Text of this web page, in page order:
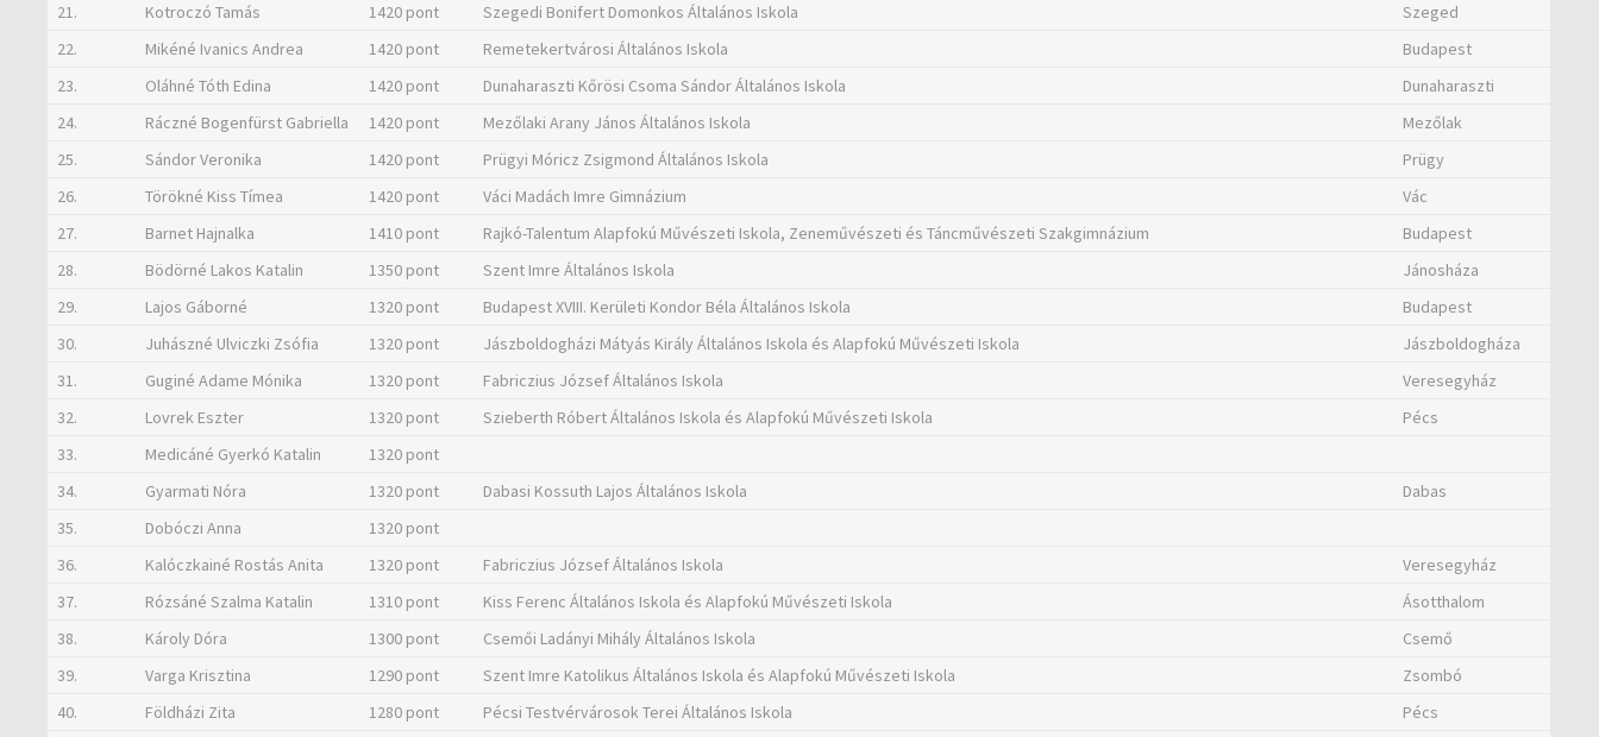
21.
Kotroczó Tamás 1420 pont Szegedi Bonifert Domonkos Általános Iskola
Szeged
22.
Mikéné Ivanics Andrea 1420 pont Remetekertvárosi Általános Iskola
Budapest
23.
Oláhné Tóth Edina 1420 pont Dunaharaszti Kőrösi Csoma Sándor Általános Iskola
Dunaharaszti
24.
Ráczné Bogenfürst Gabriella 1420 pont Mezőlaki Arany János Általános Iskola
Mezőlak
25.
Sándor Veronika 1420 pont Prügyi Móricz Zsigmond Általános Iskola
Prügy
26.
Törökné Kiss Tímea 1420 pont Váci Madách Imre Gimnázium
Vác
27.
Barnet Hajnalka 1410 pont Rajkó-Talentum Alapfokú Művészeti Iskola, Zeneművészeti és Táncművészeti Szakgimnázium
Budapest
28.
Bödörné Lakos Katalin 1350 pont Szent Imre Általános Iskola
Jánosháza
29.
Lajos Gáborné 1320 pont Budapest XVIII. Kerületi Kondor Béla Általános Iskola
Budapest
30.
Juhászné Ulviczki Zsófia 1320 pont Jászboldogházi Mátyás Király Általános Iskola és Alapfokú Művészeti Iskola
Jászboldogháza
31.
Guginé Adame Mónika 1320 pont Fabriczius József Általános Iskola
Veresegyház
32.
Lovrek Eszter 1320 pont Szieberth Róbert Általános Iskola és Alapfokú Művészeti Iskola
Pécs
33.
Medicáné Gyerkó Katalin
1320 pont
34.
Gyarmati Nóra 1320 pont Dabasi Kossuth Lajos Általános Iskola
Dabas
35.
Dobóczi Anna
1320 pont
36.
Kalóczkainé Rostás Anita 1320 pont Fabriczius József Általános Iskola
Veresegyház
37.
Rózsáné Szalma Katalin 1310 pont Kiss Ferenc Általános Iskola és Alapfokú Művészeti Iskola
Ásotthalom
38.
Károly Dóra 1300 pont Csemői Ladányi Mihály Általános Iskola
Csemő
39.
Varga Krisztina 1290 pont Szent Imre Katolikus Általános Iskola és Alapfokú Művészeti Iskola
Zsombó
40.
Földházi Zita 1280 pont Pécsi Testvérvárosok Terei Általános Iskola
Pécs